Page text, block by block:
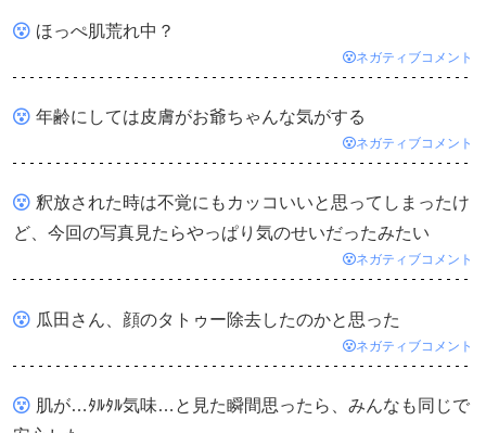
ほっぺ肌荒れ中？
ネガティブコメント
年齢にしては皮膚がお爺ちゃんな気がする
ネガティブコメント
釈放された時は不覚にもカッコいいと思ってしまったけ
ど、今回の写真見たらやっぱり気のせいだったみたい
ネガティブコメント
瓜田さん、顔のタトゥー除去したのかと思った
ネガティブコメント
肌が…ﾀﾙﾀﾙ気味…と見た瞬間思ったら、みんなも同じで